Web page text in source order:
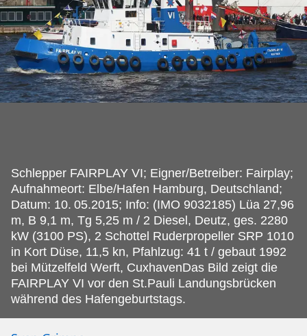
Schlepper FAIRPLAY VI; Eigner/Betreiber: Fairplay;
Aufnahmeort: Elbe/Hafen Hamburg, Deutschland;
Datum: 10. 05.2015; Info: (IMO 9032185) Lüa 27,96
m, B 9,1 m, Tg 5,25 m / 2 Diesel, Deutz, ges. 2280
kW (3100 PS), 2 Schottel Ruderpropeller SRP 1010
in Kort Düse, 11,5 kn, Pfahlzug: 41 t / gebaut 1992
bei Mützelfeld Werft, CuxhavenDas Bild zeigt die
FAIRPLAY VI vor den St.Pauli Landungsbrücken
während des Hafengeburtstags.